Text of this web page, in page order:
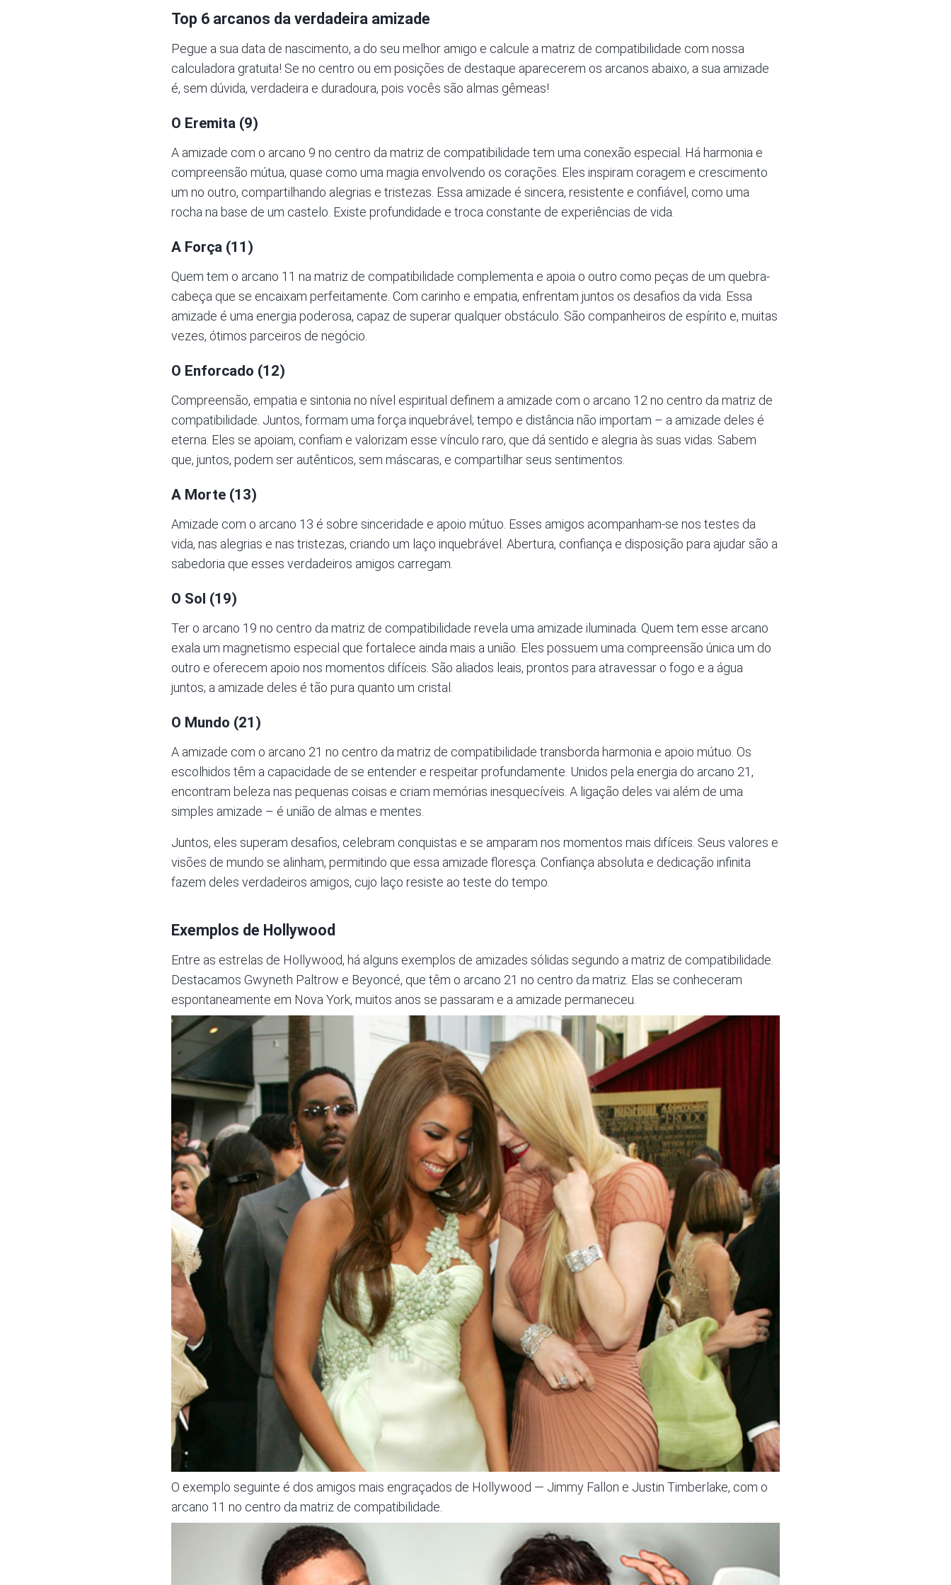
Top 6 arcanos da verdadeira amizade
Pegue a sua data de nascimento, a do seu melhor amigo e calcule a matriz de compatibilidade com nossa
calculadora gratuita! Se no centro ou em posições de destaque aparecerem os arcanos abaixo, a sua amizade
é, sem dúvida, verdadeira e duradoura, pois vocês são almas gêmeas!
O Eremita (9)
A amizade com o arcano 9 no centro da matriz de compatibilidade tem uma conexão especial. Há harmonia e
compreensão mútua, quase como uma magia envolvendo os corações. Eles inspiram coragem e crescimento
um no outro, compartilhando alegrias e tristezas. Essa amizade é sincera, resistente e confiável, como uma
rocha na base de um castelo. Existe profundidade e troca constante de experiências de vida.
A Força (11)
Quem tem o arcano 11 na matriz de compatibilidade complementa e apoia o outro como peças de um quebra-
cabeça que se encaixam perfeitamente. Com carinho e empatia, enfrentam juntos os desafios da vida. Essa
amizade é uma energia poderosa, capaz de superar qualquer obstáculo. São companheiros de espírito e, muitas
vezes, ótimos parceiros de negócio.
O Enforcado (12)
Compreensão, empatia e sintonia no nível espiritual definem a amizade com o arcano 12 no centro da matriz de
compatibilidade. Juntos, formam uma força inquebrável; tempo e distância não importam – a amizade deles é
eterna. Eles se apoiam, confiam e valorizam esse vínculo raro, que dá sentido e alegria às suas vidas. Sabem
que, juntos, podem ser autênticos, sem máscaras, e compartilhar seus sentimentos.
A Morte (13)
Amizade com o arcano 13 é sobre sinceridade e apoio mútuo. Esses amigos acompanham-se nos testes da
vida, nas alegrias e nas tristezas, criando um laço inquebrável. Abertura, confiança e disposição para ajudar são a
sabedoria que esses verdadeiros amigos carregam.
O Sol (19)
Ter o arcano 19 no centro da matriz de compatibilidade revela uma amizade iluminada. Quem tem esse arcano
exala um magnetismo especial que fortalece ainda mais a união. Eles possuem uma compreensão única um do
outro e oferecem apoio nos momentos difíceis. São aliados leais, prontos para atravessar o fogo e a água
juntos; a amizade deles é tão pura quanto um cristal.
O Mundo (21)
A amizade com o arcano 21 no centro da matriz de compatibilidade transborda harmonia e apoio mútuo. Os
escolhidos têm a capacidade de se entender e respeitar profundamente. Unidos pela energia do arcano 21,
encontram beleza nas pequenas coisas e criam memórias inesquecíveis. A ligação deles vai além de uma
simples amizade – é união de almas e mentes.
Juntos, eles superam desafios, celebram conquistas e se amparam nos momentos mais difíceis. Seus valores e
visões de mundo se alinham, permitindo que essa amizade floresça. Confiança absoluta e dedicação infinita
fazem deles verdadeiros amigos, cujo laço resiste ao teste do tempo.
Exemplos de Hollywood
Entre as estrelas de Hollywood, há alguns exemplos de amizades sólidas segundo a matriz de compatibilidade.
Destacamos Gwyneth Paltrow e Beyoncé, que têm o arcano 21 no centro da matriz. Elas se conheceram
espontaneamente em Nova York, muitos anos se passaram e a amizade permaneceu.
O exemplo seguinte é dos amigos mais engraçados de Hollywood — Jimmy Fallon e Justin Timberlake, com o
arcano 11 no centro da matriz de compatibilidade.